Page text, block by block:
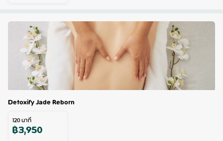
Detoxify Jade Reborn
120นาที
฿3,950